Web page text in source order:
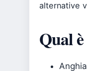
alternative
Qual